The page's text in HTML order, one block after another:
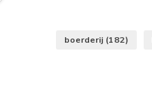
boerderij (182)